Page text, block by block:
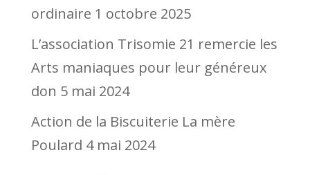
ordinaire 1 octobre 2025
L’association Trisomie 21 remercie les
Arts maniaques pour leur généreux
don 5 mai 2024
Action de la Biscuiterie La mère
Poulard 4 mai 2024